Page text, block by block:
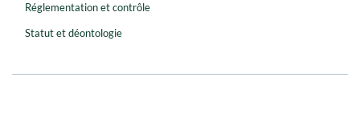
Réglementation et contrôle
Statut et déontologie